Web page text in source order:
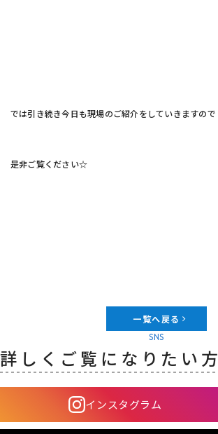
では引き続き今日も現場のご紹介をしていきますので
是非ご覧ください☆
一覧へ戻る
SNS
詳しくご覧になりたい方
インスタグラム